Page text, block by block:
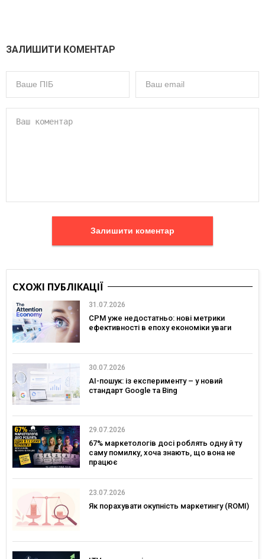
ЗАЛИШИТИ КОМЕНТАР
Залишити коментар
СХОЖІ ПУБЛІКАЦІЇ
31.07.2026
CPM уже недостатньо: нові метрики
ефективності в епоху економіки уваги
30.07.2026
AI-пошук: із експерименту – у новий
стандарт Google та Bing
29.07.2026
67% маркетологів досі роблять одну й ту
саму помилку, хоча знають, що вона не
працює
23.07.2026
Як порахувати окупність маркетингу (ROMI)